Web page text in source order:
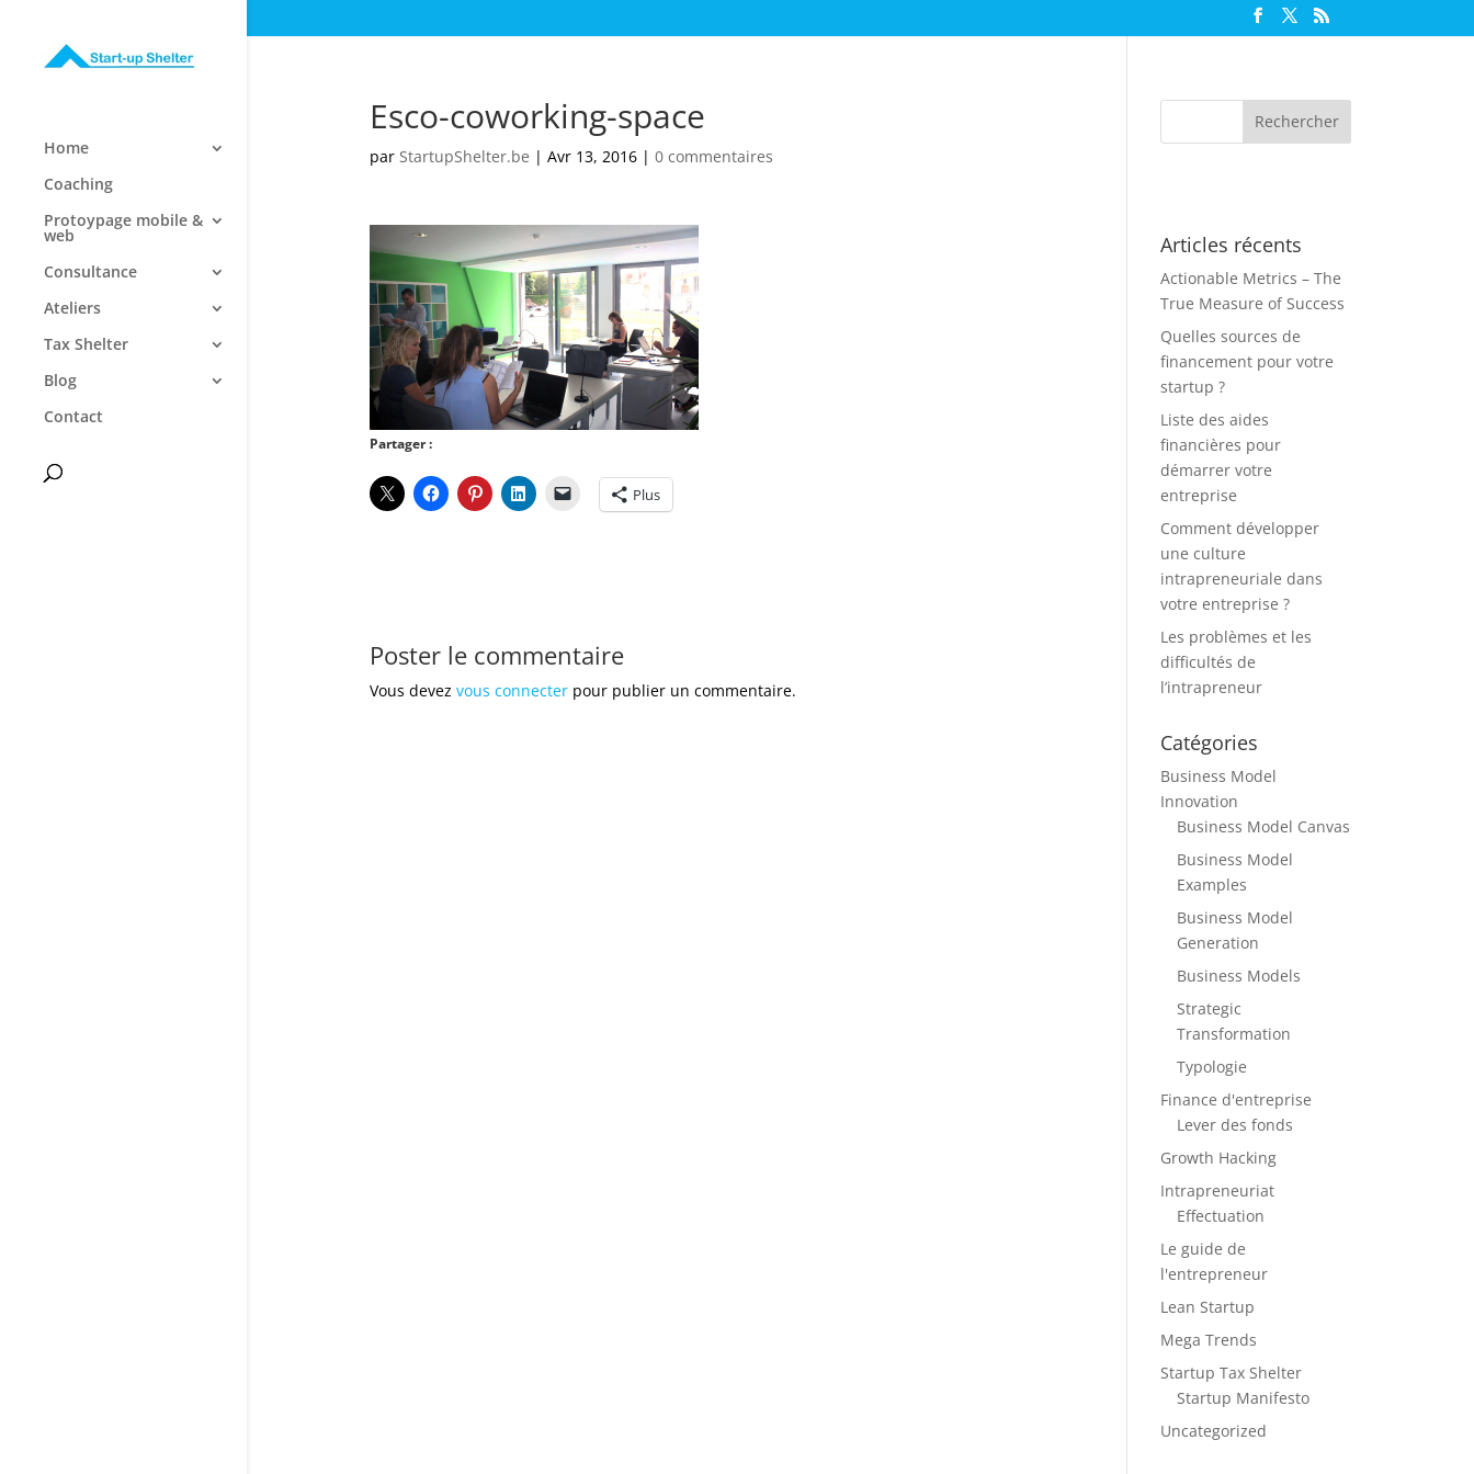
Home
Coaching
Protoypage mobile &
web
Consultance
Ateliers
Tax Shelter
Blog
Contact
Esco-coworking-space
par StartupShelter.be | Avr 13, 2016| 0 commentaires
Partager :
Plus
Poster le commentaire
Vous devez vous connecterpour publier un commentaire.
Articles récents
Actionable Metrics – The
True Measure of Success
Quelles sources de
financement pour votre
startup ?
Liste des aides
financières pour
démarrer votre
entreprise
Comment développer
une culture
intrapreneuriale dans
votre entreprise ?
Les problèmes et les
difficultés de
l’intrapreneur
Catégories
Business Model
Innovation
Business Model Canvas
Business Model
Examples
Business Model
Generation
Business Models
Strategic
Transformation
Typologie
Finance d'entreprise
Lever des fonds
Growth Hacking
Intrapreneuriat
Effectuation
Le guide de
l'entrepreneur
Lean Startup
Mega Trends
Startup Tax Shelter
Startup Manifesto
Uncategorized